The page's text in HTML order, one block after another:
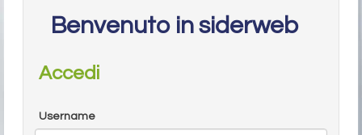
Benvenuto in siderweb
Accedi
Username